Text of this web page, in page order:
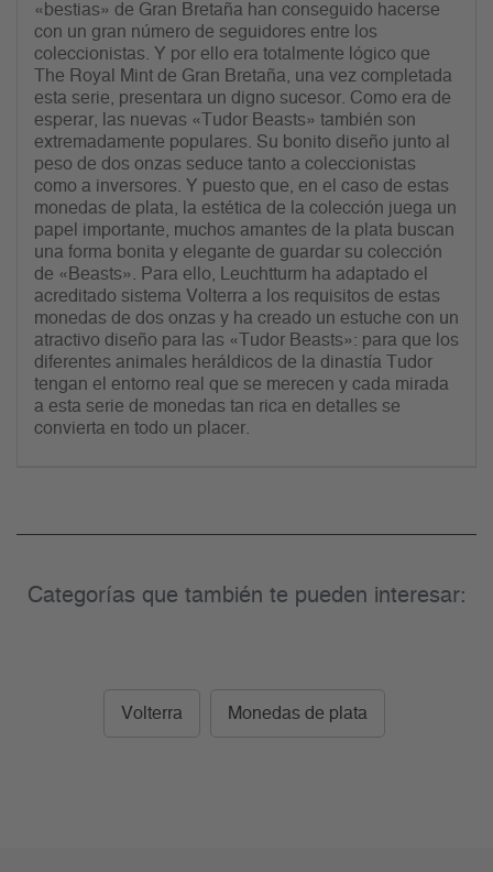
«bestias» de Gran Bretaña han conseguido hacerse
con un gran número de seguidores entre los
coleccionistas. Y por ello era totalmente lógico que
The Royal Mint de Gran Bretaña, una vez completada
esta serie, presentara un digno sucesor. Como era de
esperar, las nuevas «Tudor Beasts» también son
extremadamente populares. Su bonito diseño junto al
peso de dos onzas seduce tanto a coleccionistas
como a inversores. Y puesto que, en el caso de estas
monedas de plata, la estética de la colección juega un
papel importante, muchos amantes de la plata buscan
una forma bonita y elegante de guardar su colección
de «Beasts». Para ello, Leuchtturm ha adaptado el
acreditado sistema Volterra a los requisitos de estas
monedas de dos onzas y ha creado un estuche con un
atractivo diseño para las «Tudor Beasts»: para que los
diferentes animales heráldicos de la dinastía Tudor
tengan el entorno real que se merecen y cada mirada
a esta serie de monedas tan rica en detalles se
convierta en todo un placer.
Categorías que también te pueden interesar:
Volterra Monedas de plata